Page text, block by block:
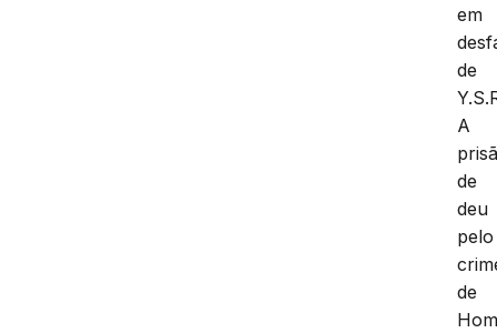
em
de
A
de
deu
pelo
de